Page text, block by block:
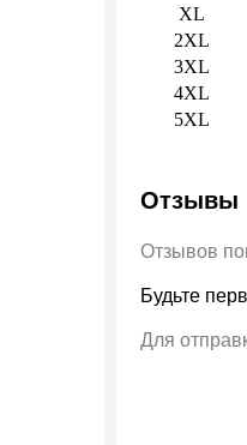
XL
2XL
3XL
4XL
5XL
Отзывы
Отзывов
Будьте
Для